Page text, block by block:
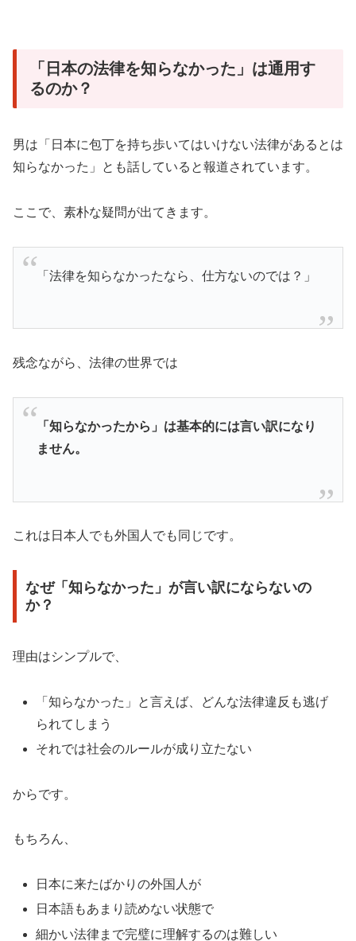
「日本の法律を知らなかった」は通用す
るのか？
男は「日本に包丁を持ち歩いてはいけない法律があるとは
知らなかった」とも話していると報道されています。
ここで、素朴な疑問が出てきます。
「法律を知らなかったなら、仕方ないのでは？」
残念ながら、法律の世界では
「知らなかったから」は基本的には言い訳になり
ません。
これは日本人でも外国人でも同じです。
なぜ「知らなかった」が言い訳にならないの
か？
理由はシンプルで、
「知らなかった」と言えば、どんな法律違反も逃げ
られてしまう
それでは社会のルールが成り立たない
からです。
もちろん、
日本に来たばかりの外国人が
日本語もあまり読めない状態で
細かい法律まで完璧に理解するのは難しい